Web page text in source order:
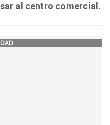
al centro comercial.